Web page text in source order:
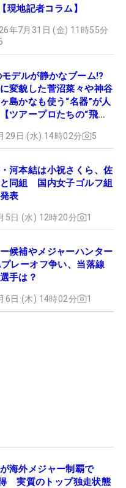
現地記者コラム】
年7月31日 (金) 11時55分
モデルが静かなブーム!?
変貌した菅沼菜々や神谷
島かなも使う“名器”が人
ツアープロたちの“飛ば
29日 (水) 14時02分 5
河本結は小祝さくら、佐
同組 国内女子ゴルフ組
表
5日 (水) 12時20分 1
候補やメジャーハンター
レーオフ争い、当落線
手は？
6日 (木) 14時02分 1
海外メジャー制覇で
実質のトップ独走状態